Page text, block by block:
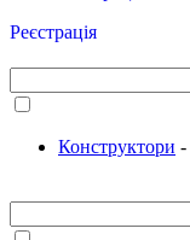
Реєстрація
Конструктори -